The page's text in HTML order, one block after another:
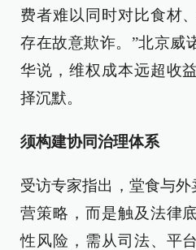
费者难以同时对比食材
存在故意欺诈。”北京威
华说，维权成本远超收
择沉默。
须构建协同治理体系
受访专家指出，堂食与外
营策略，而是触及法律
性风险，需从司法、平